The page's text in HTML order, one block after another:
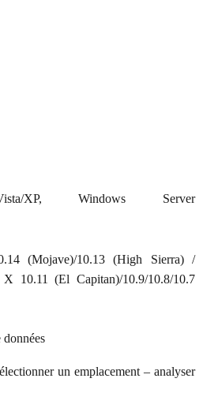
XP, Windows Server
(Mojave)/10.13 (High Sierra) /
10.11 (El Capitan)/10.9/10.8/10.7
données
un emplacement – analyser